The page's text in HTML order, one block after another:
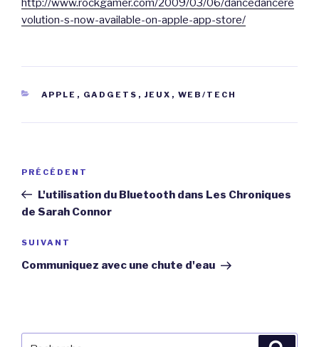
http://www.rockgamer.com/2009/03/06/dancedancere
volution-s-now-available-on-apple-app-store/
CATÉGORIES
APPLE , GADGETS , JEUX , WEB/TECH
Navigation
l’article
Article
précédent
PRÉCÉDENT
L'utilisation du Bluetooth dans Les Chroniques
de Sarah Connor
Article
suivant
SUIVANT
Communiquez avec une chute d'eau